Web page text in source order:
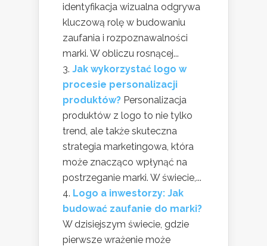
identyfikacja wizualna odgrywa
kluczową rolę w budowaniu
zaufania i rozpoznawalności
marki. W obliczu rosnącej...
Jak wykorzystać logo w
procesie personalizacji
produktów? Personalizacja
produktów z logo to nie tylko
trend, ale także skuteczna
strategia marketingowa, która
może znacząco wpłynąć na
postrzeganie marki. W świecie,...
Logo a inwestorzy: Jak
budować zaufanie do marki?
W dzisiejszym świecie, gdzie
pierwsze wrażenie może